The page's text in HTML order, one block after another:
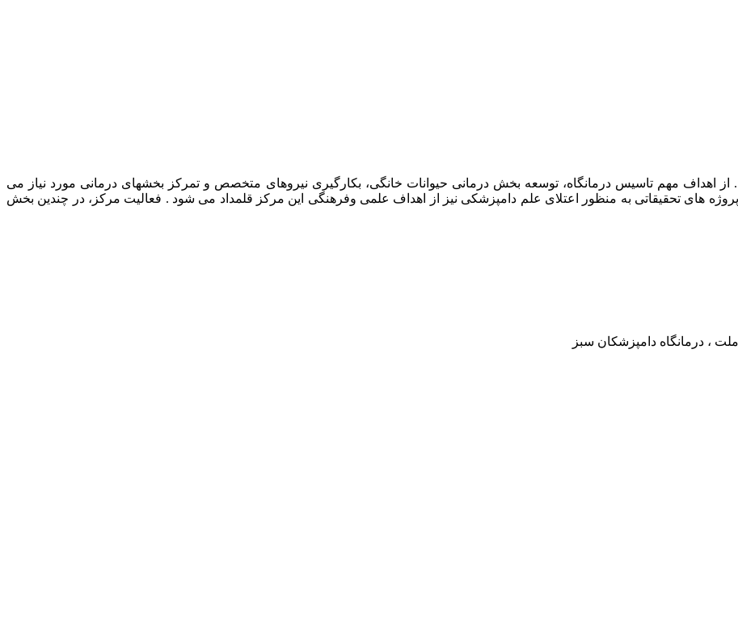
دامپزشکان سبز در سال ۱۳۹۷ افتتاح گردید . از اهداف مهم تاسیس درمانگاه، توسعه بخش درمانی حیوانات خانگی، بکارگیری نیروهای متخصص و تمرکز بخشهای درمانی مورد نیاز می
های تحقیقاتی به منظور اعتلای علم دامپزشکی نیز از اهداف علمی وفرهنگی این مرکز قلمداد می شود . فعالیت مرکز، در چندین بخش
، درمانگاه دامپزشکان سبز